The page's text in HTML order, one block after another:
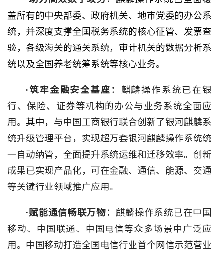
盖所有的中央部委、政府机关、地市党委的办公系
统，并深度支撑全国税务系统的核心征管、发票查
验，各级海关的通关系统，审计机关的数据分析系
统以及全国养老统筹系统等核心业务。
·筑牢金融安全基座： 麒麟操作系统已在银
行、保险、证券等机构的办公与业务系统全面应
用。 其中， 与中国工商银行联合创新了银河麒麟系
统升级管理平台，实现超万套银河麒麟操作系统统
一自动纳管，全面提升系统运维和迁移效率。创新
成果已实现产品化，可在金融、通信、能源、交通
等关键行业领域推广应用。
·赋能通信畅联万物： 麒麟操作系统已在中国
移动、中国联通、中国电信等众多场景中广泛应
用。中国移动打造全国电信行业首个网信示范营业